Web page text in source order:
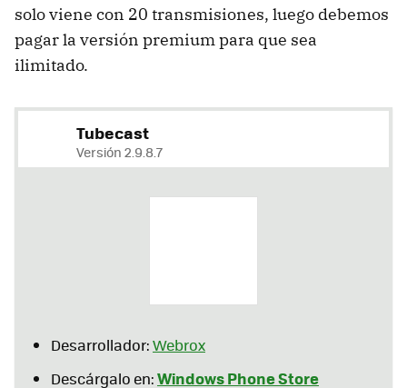
solo viene con 20 transmisiones, luego debemos
pagar la versión premium para que sea
ilimitado.
Tubecast
Versión 2.9.8.7
Desarrollador:Webrox
Descárgalo en:Windows Phone Store